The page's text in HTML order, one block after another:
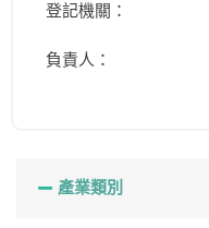
登記機關：
負責人：
產業類別